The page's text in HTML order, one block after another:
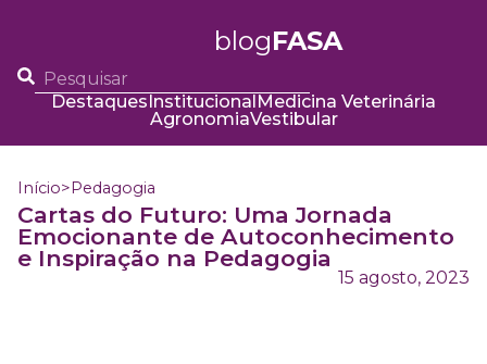
blogFASA
DestaquesInstitucionalMedicina Veterinária
AgronomiaVestibular
Início>Pedagogia
Cartas do Futuro: Uma Jornada
Emocionante de Autoconhecimento
e Inspiração na Pedagogia
15 agosto, 2023